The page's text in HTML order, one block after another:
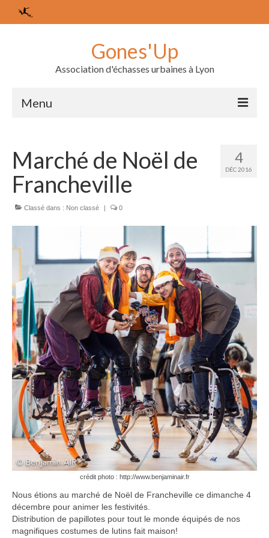
Gones'Up
Association d'échasses urbaines à Lyon
Menu
Les membres
Le bureau
Agenda
Les échasses urbaines
Nos prestations
Contact
4
DÉC 2016
Marché de Noël de
Francheville
Classé dans : Non classé | 0
crédit photo : http://www.benjaminair.fr
Nous étions au marché de Noël de Francheville ce dimanche 4
décembre pour animer les festivités.
Distribution de papillotes pour tout le monde équipés de nos
magnifiques costumes de lutins fait maison!